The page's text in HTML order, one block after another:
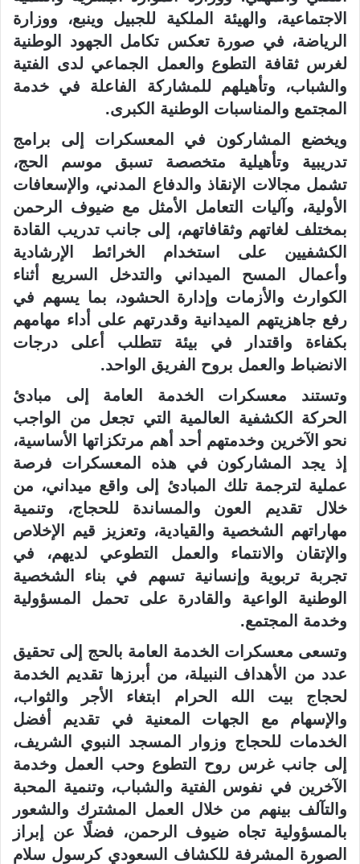
الاجتماعية، والهيئة الملكية للجبيل وينبع، ووزارة
الرياضة، في صورة تعكس تكامل الجهود الوطنية
لغرس ثقافة التطوع والعمل الجماعي لدى الفتية
والشباب، وتأهيلهم للمشاركة الفاعلة في خدمة
المجتمع والمناسبات الوطنية الكبرى.
ويخضع المشاركون في المعسكرات إلى برامج
تدريبية وتأهيلية متخصصة تسبق موسم الحج،
تشمل مجالات الإنقاذ والدفاع المدني، والإسعافات
الأولية، وآليات التعامل الأمثل مع ضيوف الرحمن
بمختلف لغاتهم وثقافاتهم، إلى جانب تدريب القادة
الكشفيين على استخدام الخرائط الإرشادية
وأعمال المسح الميداني والتدخل السريع أثناء
الكوارث والأزمات وإدارة الحشود، بما يسهم في
رفع جاهزيتهم الميدانية وقدرتهم على أداء مهامهم
بكفاءة واقتدار في بيئة تتطلب أعلى درجات
الانضباط والعمل بروح الفريق الواحد.
وتستند معسكرات الخدمة العامة إلى مبادئ
الحركة الكشفية العالمية التي تجعل من الواجب
نحو الآخرين وخدمتهم أحد أهم مرتكزاتها الأساسية،
إذ يجد المشاركون في هذه المعسكرات فرصة
عملية لترجمة تلك المبادئ إلى واقع ميداني، من
خلال تقديم العون والمساندة للحجاج، وتنمية
مهاراتهم الشخصية والقيادية، وتعزيز قيم الإخلاص
والإتقان والانتماء والعمل التطوعي لديهم، في
تجربة تربوية وإنسانية تسهم في بناء الشخصية
الوطنية الواعية والقادرة على تحمل المسؤولية
وخدمة المجتمع.
وتسعى معسكرات الخدمة العامة بالحج إلى تحقيق
عدد من الأهداف النبيلة، من أبرزها تقديم الخدمة
لحجاج بيت الله الحرام ابتغاء الأجر والثواب،
والإسهام مع الجهات المعنية في تقديم أفضل
الخدمات للحجاج وزوار المسجد النبوي الشريف،
إلى جانب غرس روح التطوع وحب العمل وخدمة
الآخرين في نفوس الفتية والشباب، وتنمية المحبة
والتآلف بينهم من خلال العمل المشترك والشعور
بالمسؤولية تجاه ضيوف الرحمن، فضلًا عن إبراز
الصورة المشرفة للكشاف السعودي كرسول سلام